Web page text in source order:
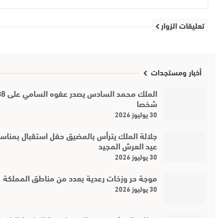
تعليقات الزوار
أخبار ومستجدات
الملك
شخصا
30 يوليوز 2026
جلالة الملك يترأس بالمضيق حفل استقبال
عيد العرش المجيد
30 يوليوز 2026
موجة حر وزخات رعدية بعدد من مناطق المملكة
30 يوليوز 2026